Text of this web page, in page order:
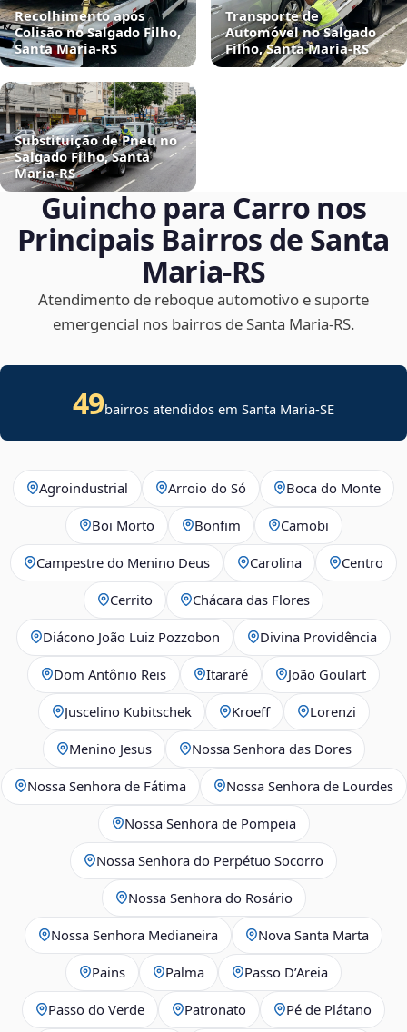
Recolhimento após
Colisão no Salgado Filho,
Santa Maria‑RS
Transporte de
Automóvel no Salgado
Filho, Santa Maria‑RS
Substituição de Pneu no
Salgado Filho, Santa
Maria‑RS
Guincho para Carro nos
Principais Bairros de Santa
Maria‑RS
Atendimento de reboque automotivo e suporte
emergencial nos bairros de Santa Maria‑RS.
49bairros atendidos em Santa Maria-SE
Agroindustrial Arroio do Só Boca do Monte
Boi Morto Bonfim Camobi
Campestre do Menino Deus Carolina Centro
Cerrito Chácara das Flores
Diácono João Luiz Pozzobon Divina Providência
Dom Antônio Reis Itararé João Goulart
Juscelino Kubitschek Kroeff Lorenzi
Menino Jesus Nossa Senhora das Dores
Nossa Senhora de Fátima Nossa Senhora de Lourdes
Nossa Senhora de Pompeia
Nossa Senhora do Perpétuo Socorro
Nossa Senhora do Rosário
Nossa Senhora Medianeira Nova Santa Marta
Pains Palma Passo D’Areia
Passo do Verde Patronato Pé de Plátano